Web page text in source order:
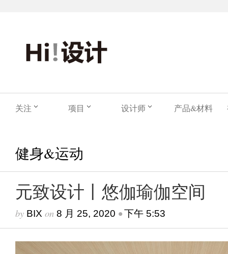
关注 项目 设计师 产品&材料
健身&运动
元致设计丨悠伽瑜伽空间
by BIX on 8 月 25, 2020 •下午 5:53